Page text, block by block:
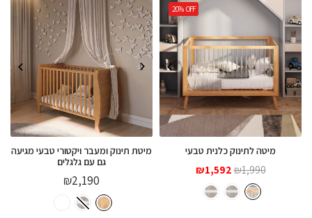
20% OFF
מיטה לתינוק כלנית טבעי
₪1,990
המחיר
המקורי
היה:
₪1,592
המחיר
מיטת תינוק ומעבר ויקטורי טבעי מגיעה
גם עם גלגלים
₪2,190